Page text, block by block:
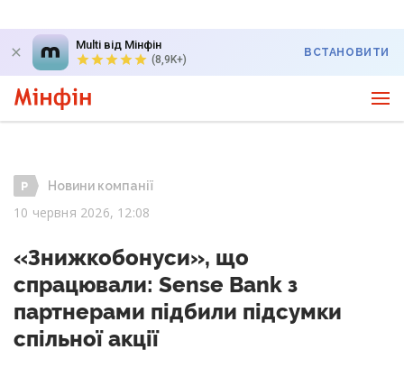
Multi від Мінфін
(8,9K+)
ВСТАНОВИТИ
Новини компанії
10 червня 2026, 12:08
«Знижкобонуси», що
спрацювали: Sense Bank з
партнерами підбили підсумки
спільної акції